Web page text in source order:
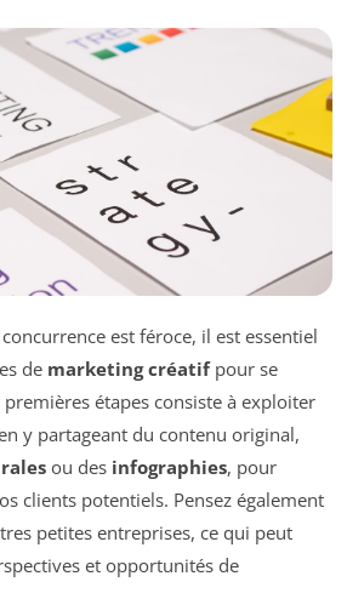
est féroce, il est essentiel
de marketing créatifpour se
premières étapes consiste à exploiter
y partageant du contenu original,
ou des infographies, pour
clients potentiels. Pensez également
petites entreprises, ce qui peut
et opportunités de